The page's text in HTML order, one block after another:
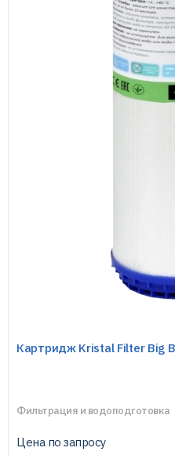
Картридж Kristal Filter Big
Фильтрация и водоподготовка
Цена по запросу